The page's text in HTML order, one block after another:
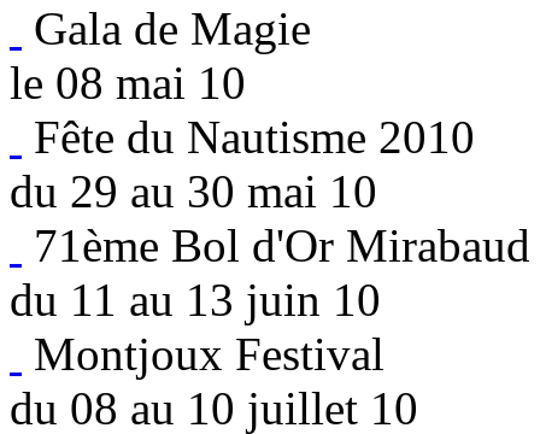
Gala de Magie
le 08 mai 10
Fête du Nautisme 2010
du 29 au 30 mai 10
71ème Bol d'Or Mirabaud
du 11 au 13 juin 10
Montjoux Festival
du 08 au 10 juillet 10